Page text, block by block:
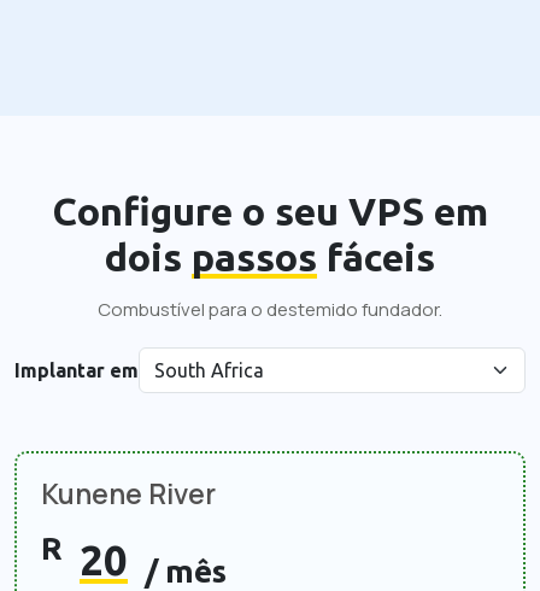
Configure o seu VPS em
dois passos fáceis
Combustível para o destemido fundador.
Implantar em
Kunene River
R 20 / mês